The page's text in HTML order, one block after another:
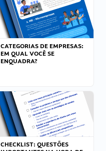
CATEGORIAS DE EMPRESAS:
EM QUAL VOCÊ SE
ENQUADRA?
CHECKLIST: QUESTÕES